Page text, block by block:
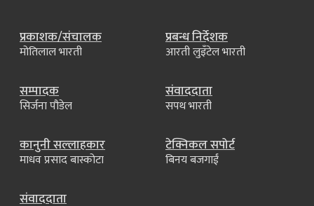
प्रकाशक/संचालक
मोतिलाल भारती
प्रबन्ध निर्देशक
आरती लुइँटेल भारती
सम्पादक
सिर्जना पौडेल
संवाददाता
सपथ भारती
कानुनी सल्लाहकार
माधव प्रसाद बास्कोटा
टेक्निकल सपोर्ट
बिनय बजगाईं
संवाददाता